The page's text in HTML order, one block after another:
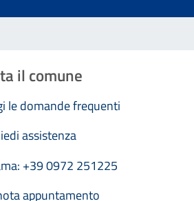
il comune
le domande frequenti
assistenza
+39 0972 251225
appuntamento